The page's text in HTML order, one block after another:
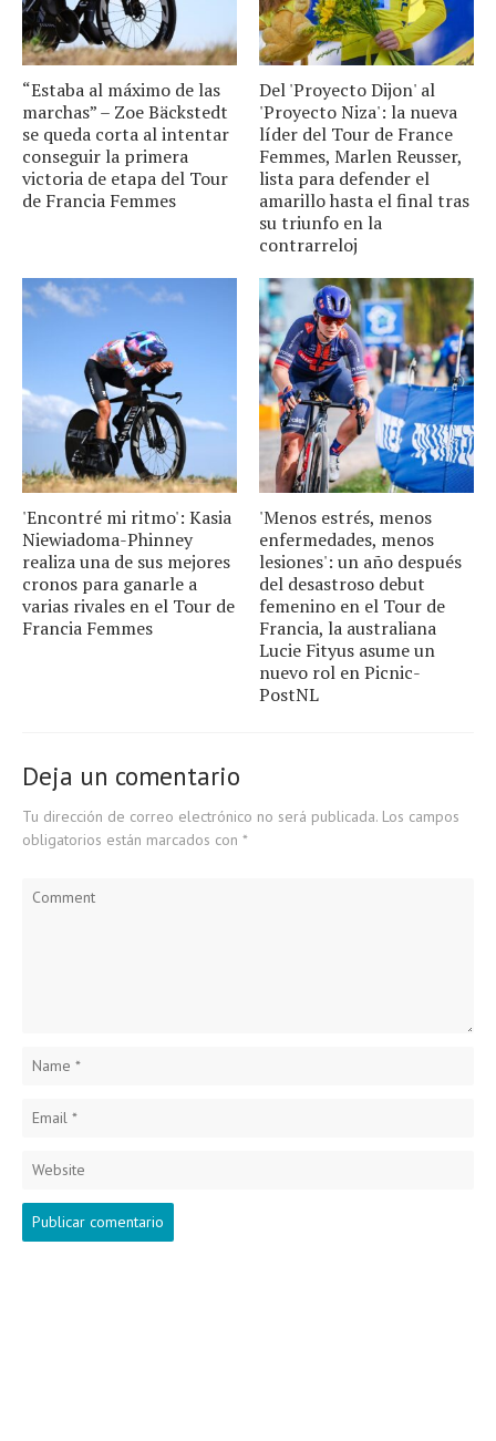
“Estaba al máximo de las
marchas” – Zoe Bäckstedt
se queda corta al intentar
conseguir la primera
victoria de etapa del Tour
de Francia Femmes
Del 'Proyecto Dijon' al
'Proyecto Niza': la nueva
líder del Tour de France
Femmes, Marlen Reusser,
lista para defender el
amarillo hasta el final tras
su triunfo en la
contrarreloj
'Encontré mi ritmo': Kasia
Niewiadoma-Phinney
realiza una de sus mejores
cronos para ganarle a
varias rivales en el Tour de
Francia Femmes
'Menos estrés, menos
enfermedades, menos
lesiones': un año después
del desastroso debut
femenino en el Tour de
Francia, la australiana
Lucie Fityus asume un
nuevo rol en Picnic-
PostNL
Deja un comentario
Tu dirección de correo electrónico no será publicada. Los campos
obligatorios están marcados con *